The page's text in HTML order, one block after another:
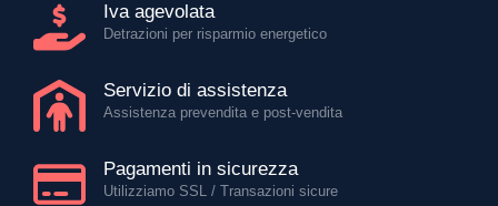
Iva agevolata
Detrazioni per risparmio energetico
Servizio di assistenza
Assistenza prevendita e post-vendita
Pagamenti in sicurezza
Utilizziamo SSL / Transazioni sicure